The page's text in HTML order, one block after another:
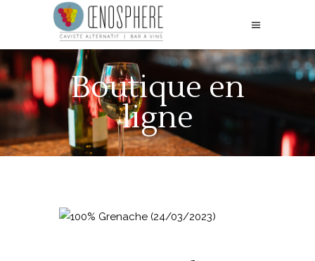
Boutique en
ligne